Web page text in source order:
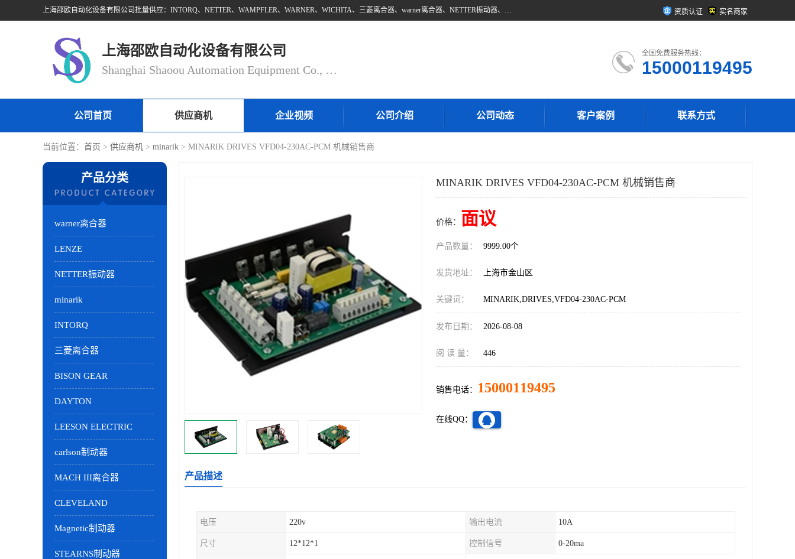
上海邵欧自动化设备有限公司批量供应：INTORQ、NETTER、WAMPFLER、WARNER、WICHITA、三菱离合器、warner离合器、NETTER振动器、WAMPFLER滑触线。上海邵欧自动化设备有限公司提供创新技术与产品解决方案，让客户享有高性价比，优质的产品和服务，我们坚持以持续技术和服务创新为客户不断创造价值。欢迎来电咨询！ 资质认证 实名商家
上海邵欧自动化设备有限公司
Shanghai Shaoou Automation Equipment Co., Ltd
全国免费服务热线：
15000119495
公司首页 供应商机 企业视频 公司介绍 公司动态 客户案例 联系方式
当前位置： 首页 > 供应商机 > minarik > MINARIK DRIVES VFD04-230AC-PCM 机械销售商
产品分类
warner离合器
LENZE
NETTER振动器
minarik
INTORQ
三菱离合器
BISON GEAR
DAYTON
LEESON ELECTRIC
carlson制动器
MACH III离合器
CLEVELAND
Magnetic制动器
STEARNS制动器
MINARIK DRIVES VFD04-230AC-PCM 机械销售商
价格： 面议
产品数量： 9999.00个
发货地址： 上海市金山区
关键词： MINARIK,DRIVES,VFD04-230AC-PCM
发布日期： 2026-08-08
阅 读 量： 446
销售电话： 15000119495
在线QQ：
产品描述
电压 220v 输出电流 10A
尺寸 12*12*1 控制信号 0-20ma